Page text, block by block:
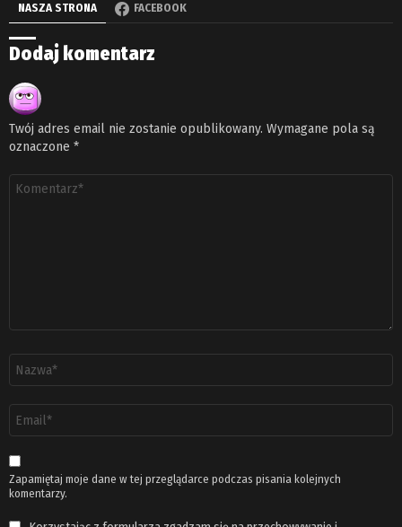
NASZA STRONA FACEBOOK
Dodaj komentarz
Twój adres email nie zostanie opublikowany. Wymagane pola są
oznaczone *
Komentarz
email
*
Zapamiętaj moje dane w tej przeglądarce podczas pisania kolejnych
komentarzy.